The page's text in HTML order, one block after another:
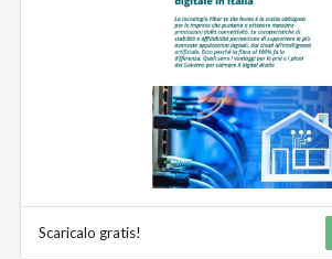
Scaricalo gratis!